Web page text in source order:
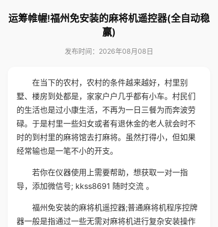
运筹帷幄!福州免安装的麻将机遥控器(全自动稳
赢)
发布时间：2026年08月08日
在当下的农村，农村的条件越来越好，村里别
墅、楼房到处都是，家家户户几乎都有小车。村民们
的生活也是过小康生活，不再为一日三餐为而奔波劳
碌。于是村里一些妇女或者有退休金的老人就会时不
时的到村里的麻将馆去打麻将。虽然打得小，但如果
经常输也是一笔不小的开支。
若你在仪器使用上需要帮助，想获取一对一指
导，添加微信号; kkss8691 随时交流 。
福州免安装的麻将机遥控器;普通麻将机程序控牌
器一般是指通过一些无需对麻将机进行复杂安装操作